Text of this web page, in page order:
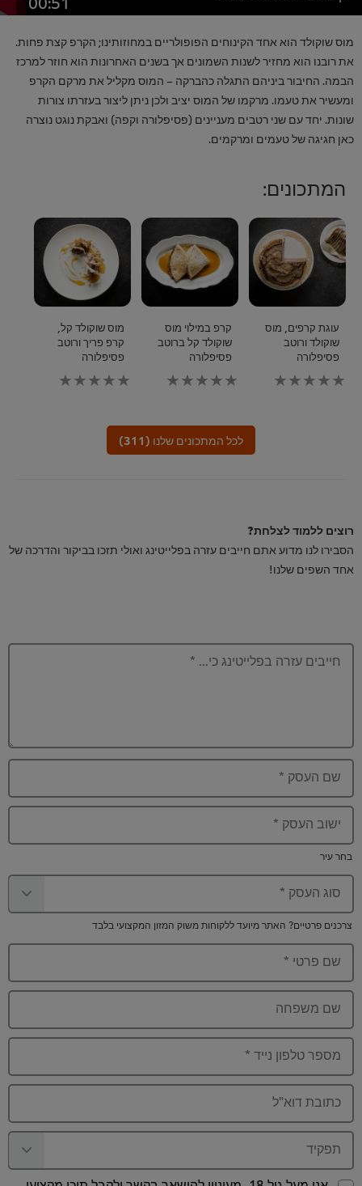
מוס שוקולד הוא אחד הקינוחים הפופולריים במחוזותינו; הקרפ קצת פחות.
את רובנו הוא מחזיר לשנות השמונים אך בשנים האחרונות הוא חוזר למרכז
הבמה. החיבור ביניהם התגלה כהברקה – המוס מקליל את מרקם הקרפ
ומעשיר את טעמו. מרקמו של המוס יציב ולכן ניתן ליצור בעזרתו צורות
שונות. יחד עם שני רטבים מעניינים (פסיפלורה וקפה) ואבקת נוגט נוצרה
כאן חגיגה של טעמים ומרקמים.
המתכונים:
עוגת קרפים, מוס
שוקולד ורוטב
פסיפלורה
נשלחו
recipe
זה
קרפ במילוי מוס
שוקולד קל ברוטב
פסיפלורה
נשלחו
recipe
זה
מוס שוקולד קל,
קרפ פריך ורוטב
פסיפלורה
לכל המתכונים שלנו (311)
רוצים ללמוד לצלחת?
הסבירו לנו מדוע אתם חייבים עזרה בפלייטינג ואולי תזכו בביקור והדרכה של
אחד השפים שלנו!
חייבים עזרה בפלייטינג כי... *
שם העסק *
ישוב העסק *
בחר עיר
סוג העסק *
צרכנים פרטיים? האתר מיועד ללקוחות משוק המזון המקצועי בלבד
שם פרטי *
שם משפחה
מספר טלפון נייד *
כתובת דוא"ל
תפקיד